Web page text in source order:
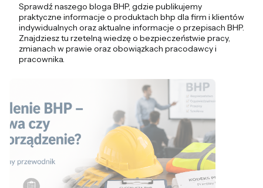
Sprawdź naszego bloga BHP, gdzie publikujemy
praktyczne informacje o produktach bhp dla firm i klientów
indywidualnych oraz aktualne informacje o przepisach BHP.
Znajdziesz tu rzetelną wiedzę o bezpieczeństwie pracy,
zmianach w prawie oraz obowiązkach pracodawcy i
pracownika.